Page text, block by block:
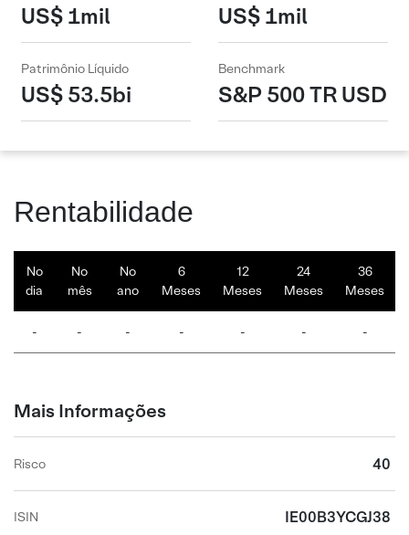
US$ 1mil US$ 1mil
Patrimônio Líquido
US$ 53.5bi
Benchmark
S&P 500 TR USD
Rentabilidade
No
dia
No
mês
No
ano
6
Meses
12
Meses
24
Meses
36
Meses
- - - - - - -
Mais Informações
Risco 40
ISIN IE00B3YCGJ38